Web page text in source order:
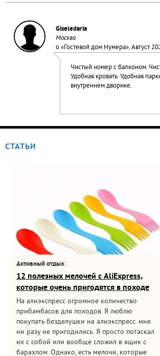
Giseledaria
Москва
о «Гостевой дом Нумера», Август
Чистый номер с балконом.
Удобная кровать. Удобная
внутреннем дворике.
СТАТЬИ
Активный отдых:
12 полезных мелочей с AliExpress,
которые очень пригодятся в походе
На алиэкспресс огромное количество
прибамбасов для походов. Я люблю
покупать безделушки на алиэкспресс. мне
ни разу не пригодились. Я просто потаскал
их с собой или вообще сложил в ящик с
барахлом. Однако, есть мелочи, которые